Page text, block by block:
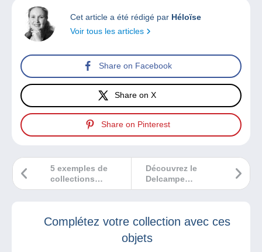
Cet article a été rédigé par Héloïse
Voir tous les articles
Share on Facebook
Share on X
Share on Pinterest
Découvrez le
Delcampe
Magazine 35 !
5 exemples de
collections
croisées grâce à la
Complétez votre collection avec ces
objets